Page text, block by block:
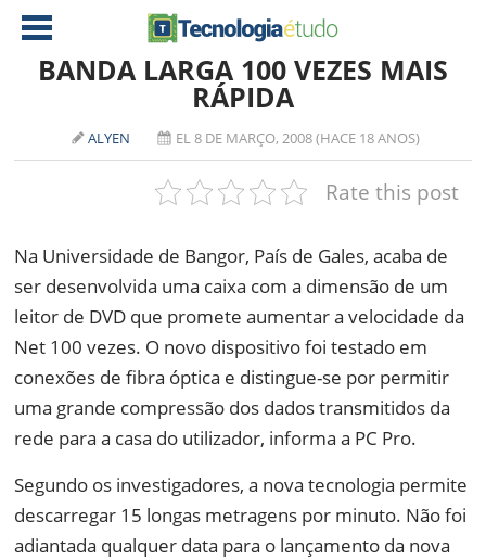
AMD
ATI
NVIDIA
SOFTWARE
NOTEBOOKS
TABLETS
IOS
NOKIA
JOGOS
DOWNLOADS
ANÁLISE
BANDA LARGA 100 VEZES MAIS
RÁPIDA
ALYEN EL 8 DE MARÇO, 2008 (HACE 18 ANOS)
Rate this post
Na Universidade de Bangor, País de Gales, acaba de
ser desenvolvida uma caixa com a dimensão de um
leitor de DVD que promete aumentar a velocidade da
Net 100 vezes. O novo dispositivo foi testado em
conexões de fibra óptica e distingue-se por permitir
uma grande compressão dos dados transmitidos da
rede para a casa do utilizador, informa a PC Pro.
Segundo os investigadores, a nova tecnologia permite
descarregar 15 longas metragens por minuto. Não foi
adiantada qualquer data para o lançamento da nova